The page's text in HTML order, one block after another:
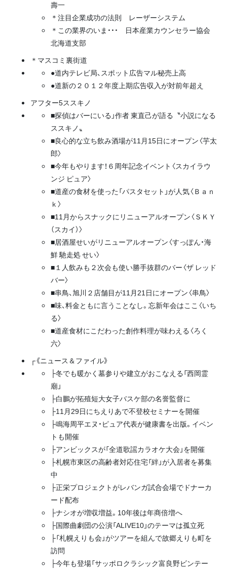
壽一
＊注目企業成功の法則
レーザーシステム
＊この業界のいま・・・
日本産業カウンセラー協会
北海道支部
＊マスコミ裏街道
●道内テレビ局、スポット広告マル秘売上高
●道新の２０１２年度上期広告収入が対前年超え
アフター5ススキノ
■探偵はバーにいる」作者 東直己が語る〝小説になる
ススキノ〟
■良心的な立ち飲み酒場が11月15日にオープン〈芋太
郎〉
■今年もやります！６周年記念イベント〈スカイラウ
ンジ ピュア〉
■道産の食材を使った「パスタセット」が人気〈Ｂａｎ
ｋ〉
■11月からスナックにリニューアルオープン〈ＳＫＹ
（スカイ）〉
■居酒屋せいがリニューアルオープン〈すっぽん・海
鮮 馳走処 せい〉
■１人飲みも２次会も使い勝手抜群のバー〈ザ レッド
バー〉
■串鳥、旭川２店舗目が11月21日にオープン〈串鳥〉
■味、料金ともに言うことなし。忘新年会はここ〈いち
る〉
■道産食材にこだわった創作料理が味わえる〈ろく
六〉
┌《ニュース＆ファイル》
├冬でも暖かく墓参りや建立がおこなえる「西岡霊
廟」
├白鵬が拓殖短大女子バスケ部の名誉監督に
├11月29日にちえりあで不登校セミナーを開催
├鳴海周平エヌ・ピュア代表が健康書を出版。イベン
トも開催
├アンビックスが「全道歌謡カラオケ大会」を開催
├札幌市東区の高齢者対応住宅「絆」が入居者を募集
中
├正栄プロジェクトがレバンガ試合会場でドナーカ
ード配布
├ナシオが増収増益。10年後は年商倍増へ
├国際曲劇団の公演「ALIVE10」のテーマは孤立死
├「札幌えりも会」がツアーを組んで故郷えりも町を
訪問
├今年も登場「サッポロクラシック富良野ビンテー